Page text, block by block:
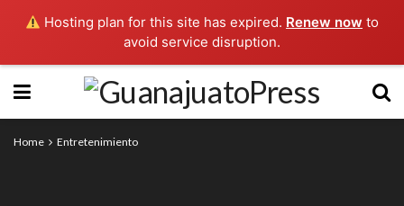
Hosting plan for this site has expired. Renew now to
avoid service disruption.
Home Entretenimiento